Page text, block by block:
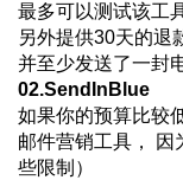
最多可以测试该工
另外提供30天的退
并至少发送了一封
02.SendInBlue
如果你的预算比较
邮件营销工具， 因
些限制）